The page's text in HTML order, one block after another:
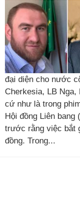
đại diện cho nước
Cherkesia, LB Nga,
cứ như là trong
Hội đồng Liên
trước rằng việc bắt
đồng. Trong...